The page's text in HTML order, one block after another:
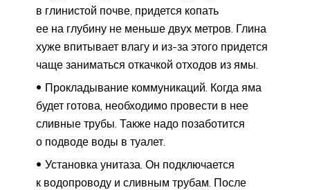
в глинистой почве, придется копать
ее на глубину не меньше двух метров. Глина
хуже впитывает влагу и из-за этого придется
чаще заниматься откачкой отходов из ямы.
Прокладывание коммуникаций. Когда яма
будет готова, необходимо провести в нее
сливные трубы. Также надо позаботится
о подводе воды в туалет.
Установка унитаза. Он подключается
к водопроводу и сливным трубам. После